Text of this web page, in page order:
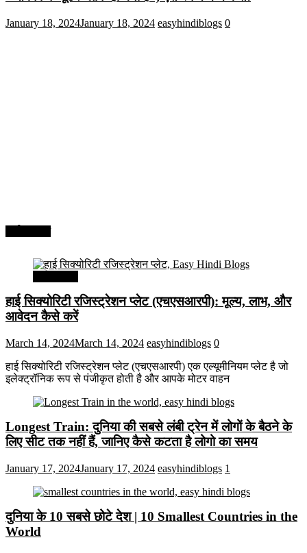
January 18, 2024January 18, 2024 easyhindiblogs 0
हाई सिक्योरिटी रजिस्ट्रेशन प्लेट (एचएसआरपी): मूल्य, लाभ, और
आवेदन कैसे करें
March 14, 2024March 14, 2024 easyhindiblogs 0
हाई सिक्योरिटी रजिस्ट्रेशन प्लेट (एचएसआरपी) एक एल्यूमीनियम प्लेट है जो
इलेक्ट्रॉनिक रूप से पंजीकृत होती है और आपके मोटर वाहन
Longest Train: दुनिया की सबसे लंबी ट्रेन में लोगों के बैठने के
लिए सीट तक ​​नहीं हैं, जानिए कैसे कटता है लोगो का समय
January 17, 2024January 17, 2024 easyhindiblogs 1
दुनिया के 10 सबसे छोटे देश | 10 Smallest Countries in the
World